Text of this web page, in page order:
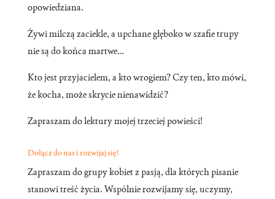
opowiedziana.
Żywi milczą zaciekle, a upchane głęboko w szafie trupy
nie są do końca martwe…
Kto jest przyjacielem, a kto wrogiem? Czy ten, kto mówi,
że kocha, może skrycie nienawidzić?
Zapraszam do lektury mojej trzeciej powieści!
Dołącz do nas i rozwijaj się!
Zapraszam do grupy kobiet z pasją, dla których pisanie
stanowi treść życia. Wspólnie rozwijamy się, uczymy,